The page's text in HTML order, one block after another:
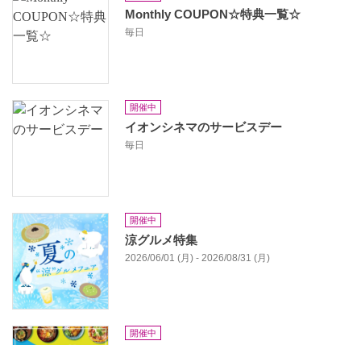
Monthly COUPON☆特典一覧☆
毎日
開催中
イオンシネマのサービスデー
毎日
開催中
涼グルメ特集
2026/06/01 (月) - 2026/08/31 (月)
開催中